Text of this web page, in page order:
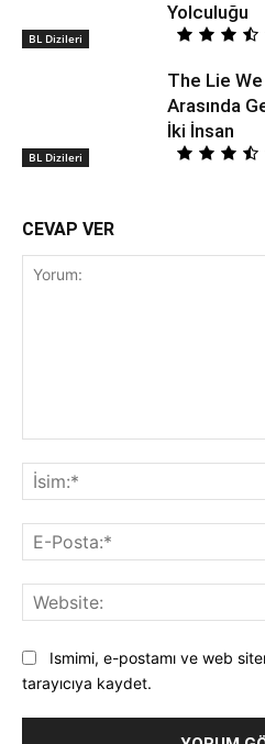
BL Dizileri
Yolculuğu
BL Dizileri
The Lie
Arasında
İki İnsan
CEVAP VER
Ismimi, e-postamı ve web
tarayıcıya kaydet.